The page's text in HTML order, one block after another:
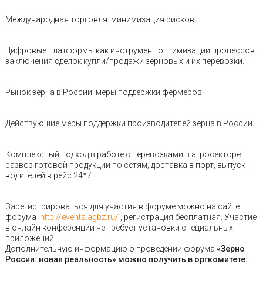
Международная торговля: минимизация рисков.
Цифровые платформы как инструмент оптимизации процессов
заключения сделок купли/продажи зерновых и их перевозки.
Рынок зерна в России: меры поддержки фермеров.
Действующие меры поддержки производителей зерна в России.
Комплексный подход в работе с перевозками в агросекторе:
развоз готовой продукции по сетям, доставка в порт, выпуск
водителей в рейс 24*7.
Зарегистрироваться для участия в форуме можно на сайте
форума http://events.agbz.ru/ , регистрация бесплатная. Участие
в онлайн конференции не требует установки специальных
приложений.
Дополнительную информацию о проведении форума «Зерно
России: новая реальность» можно получить в оргкомитете: